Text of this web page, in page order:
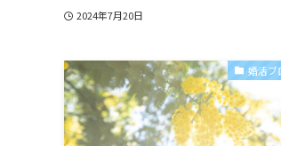
2024年7月20日
婚活ブ